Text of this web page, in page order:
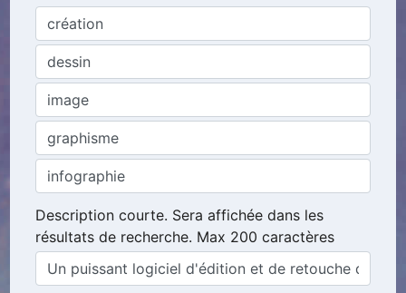
Description courte. Sera affichée dans les
résultats de recherche. Max 200 caractères